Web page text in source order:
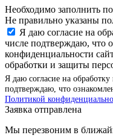
Необходимо заполнить
Не правильно указаны
Я даю согласие на
числе подтверждаю, что
конфиденциальности
обработки и защиты
Я даю согласие на
подтверждаю, что
Политикой
Заявка отправлена
Мы перезвоним в